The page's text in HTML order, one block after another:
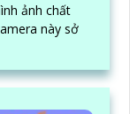
ảnh chất